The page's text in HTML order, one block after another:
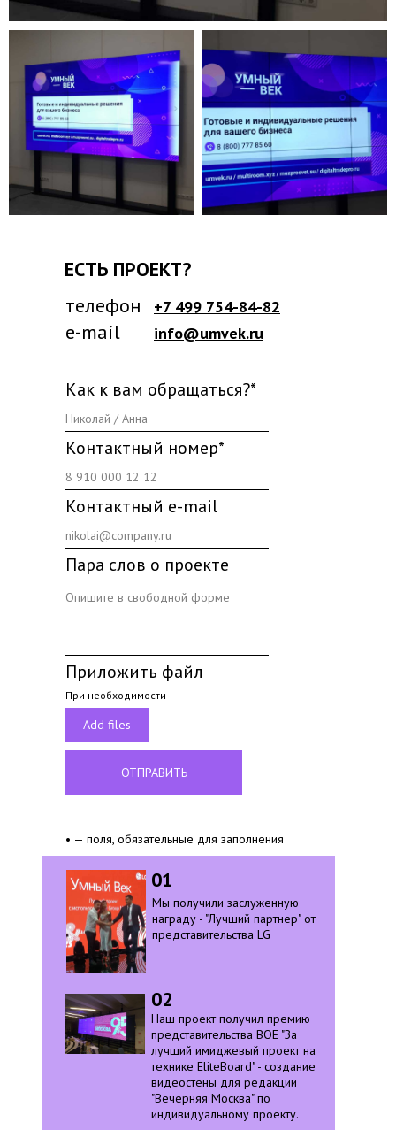
Как к вам обращаться?*
Контактный номер*
Контактный e-mail
Пара слов о проекте
Приложить файл
При необходимости
Add files
ОТПРАВИТЬ
ЕСТЬ ПРОЕКТ?
• — поля, обязательные для заполнения
e-mail info@umvek.ru
телефон +7 499 754-84-82
01
Мы получили заслуженную
награду - "Лучший партнер" от
представительства LG
02
Наш проект получил премию
представительства BOE "За
лучший имиджевый проект на
технике EliteBoard" - создание
видеостены для редакции
"Вечерняя Москва" по
индивидуальному проекту.